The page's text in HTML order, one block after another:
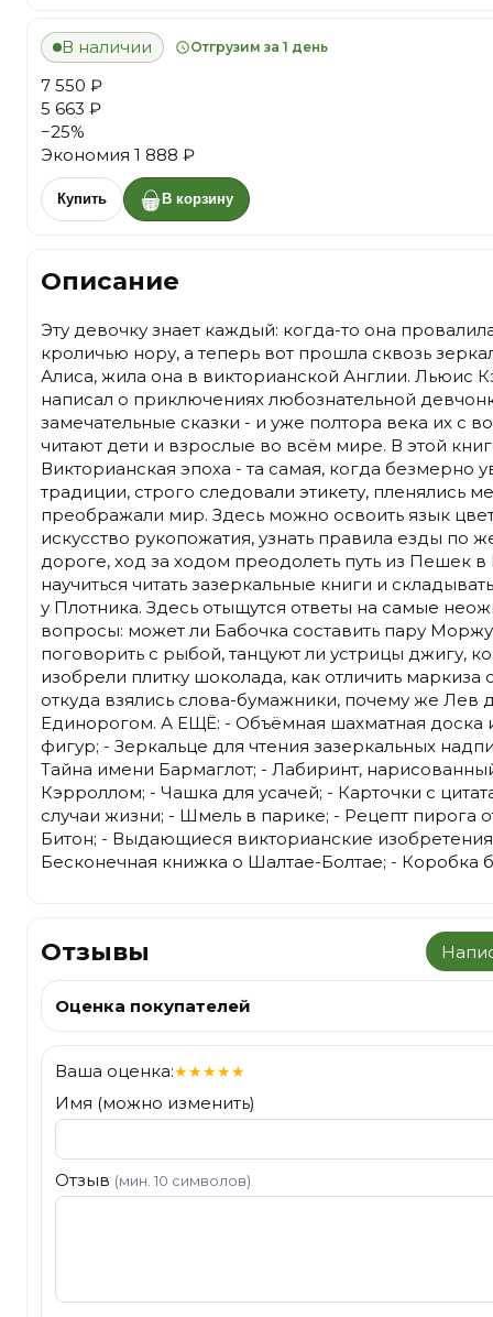
В наличии Отгрузим за 1 день
7 550 ₽
5 663 ₽
−25%
Экономия 1 888 ₽
Купить В корзину
Описание
Эту девочку знает каждый: когда-то она
кроличью нору, а теперь вот прошла сквозь
Алиса, жила она в викторианской Англии. Льюис
написал о приключениях любознательной
замечательные сказки - и уже полтора века их с
читают дети и взрослые во всём мире. В этой
Викторианская эпоха - та самая, когда безмерно
традиции, строго следовали этикету, пленялись
преображали мир. Здесь можно освоить язык
искусство рукопожатия, узнать правила езды по
дороге, ход за ходом преодолеть путь из Пешек
научиться читать зазеркальные книги и
у Плотника. Здесь отыщутся ответы на самые
вопросы: может ли Бабочка составить пару
поговорить с рыбой, танцуют ли устрицы джигу,
изобрели плитку шоколада, как отличить маркиза
откуда взялись слова-бумажники, почему же Лев
Единорогом. А ЕЩЁ: - Объёмная шахматная доска
фигур; - Зеркальце для чтения зазеркальных
Тайна имени Бармаглот; - Лабиринт,
Кэрроллом; - Чашка для усачей; - Карточки с
случаи жизни; - Шмель в парике; - Рецепт пирога
Битон; - Выдающиеся викторианские
Бесконечная книжка о Шалтае-Болтае; - Коробка
Отзывы
Оценка покупателей
Ваша оценка:★★★★★
Имя (можно изменить)
Отзыв (мин. 10 символов)